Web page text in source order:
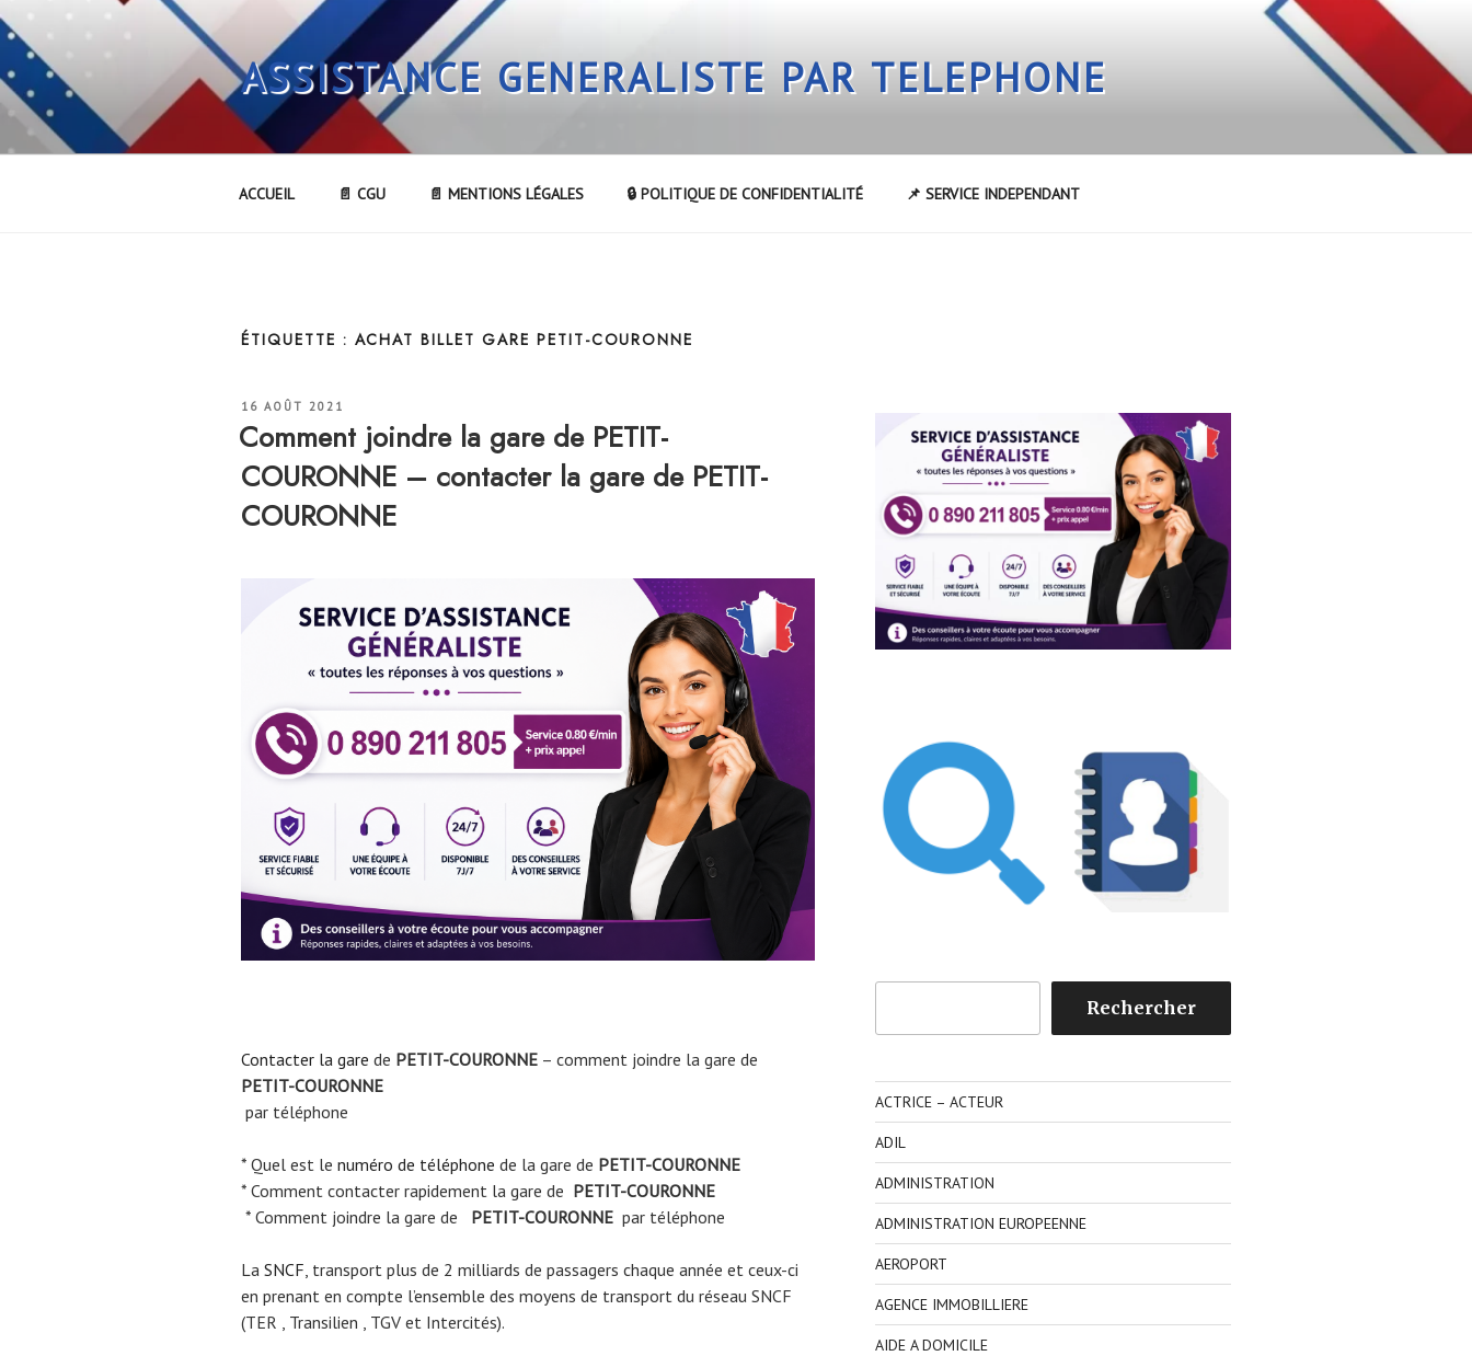
Aller
au
contenu
principal
ASSISTANCE GENERALISTE PAR TELEPHONE
ACCUEIL 📄 CGU 📄 MENTIONS LÉGALES 🔒 POLITIQUE DE CONFIDENTIALITÉ 📌 SERVICE INDEPENDANT
ÉTIQUETTE : ACHAT BILLET GARE PETIT-COURONNE
PUBLIÉ
16 AOÛT 2021
Comment joindre la gare de PETIT-
COURONNE – contacter la gare de PETIT-
COURONNE
Contacter la gare de PETIT-COURONNE – comment joindre la gare de
PETIT-COURONNE
par téléphone
* Quel est le numéro de téléphone de la gare de PETIT-COURONNE
* Comment contacter rapidement la gare de PETIT-COURONNE
* Comment joindre la gare de
PETIT-COURONNE par téléphone
La SNCF, transport plus de 2 milliards de passagers chaque année et ceux-ci
en prenant en compte l’ensemble des moyens de transport du réseau SNCF
(TER , Transilien , TGV et Intercités).
Rechercher
ACTRICE – ACTEUR
ADIL
ADMINISTRATION
ADMINISTRATION EUROPEENNE
AEROPORT
AGENCE IMMOBILLIERE
AIDE A DOMICILE